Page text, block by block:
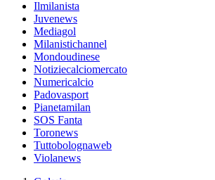
Ilmilanista
Juvenews
Mediagol
Milanistichannel
Mondoudinese
Notiziecalciomercato
Numericalcio
Padovasport
Pianetamilan
SOS Fanta
Toronews
Tuttobolognaweb
Violanews